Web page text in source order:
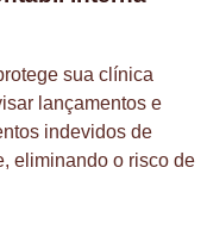
sua clínica
lançamentos e
indevidos de
eliminando o risco de